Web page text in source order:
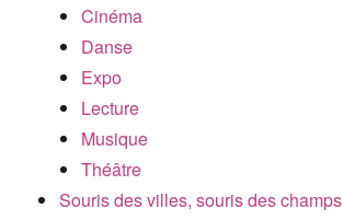
Cinéma
Danse
Expo
Lecture
Musique
Théâtre
Souris des villes, souris des champs